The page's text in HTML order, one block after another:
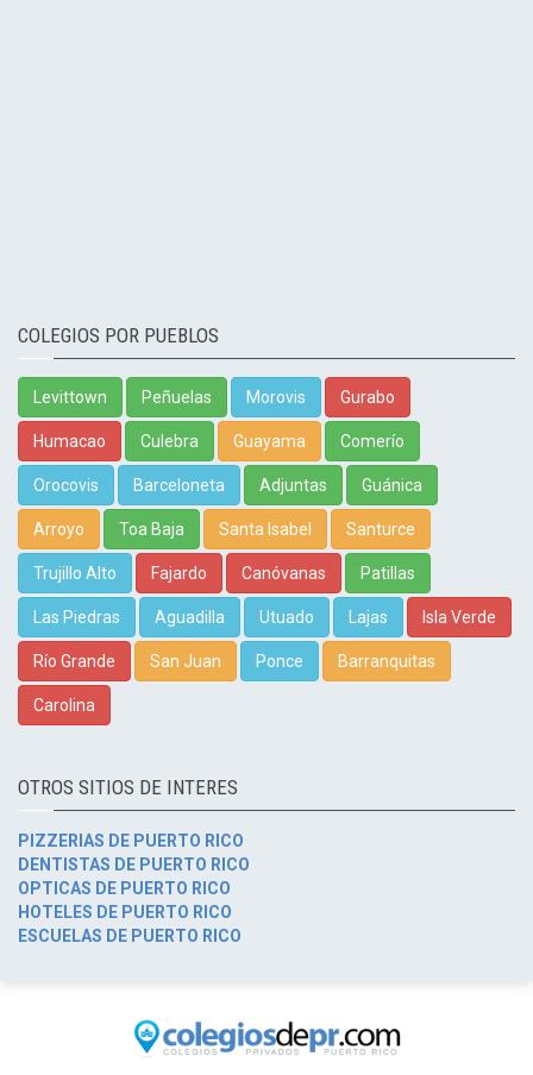
COLEGIOS POR PUEBLOS
Levittown Peñuelas Morovis Gurabo
Humacao Culebra Guayama Comerío
Orocovis Barceloneta Adjuntas Guánica
Arroyo Toa Baja Santa Isabel Santurce
Trujillo Alto Fajardo Canóvanas Patillas
Las Piedras Aguadilla Utuado Lajas Isla Verde
Río Grande San Juan Ponce Barranquitas
Carolina
OTROS SITIOS DE INTERES
PIZZERIAS DE PUERTO RICO
DENTISTAS DE PUERTO RICO
OPTICAS DE PUERTO RICO
HOTELES DE PUERTO RICO
ESCUELAS DE PUERTO RICO